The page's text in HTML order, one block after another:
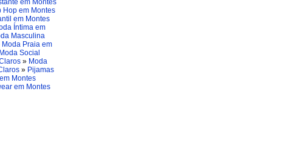
Hop em Montes
em Montes
Íntima em
Masculina
Moda Praia em
Moda Social
» Moda
» Pijamas
Montes
em Montes